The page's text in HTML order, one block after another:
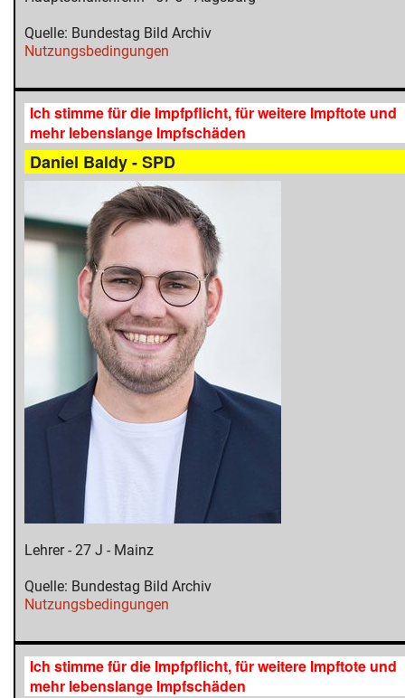
Quelle: Bundestag Bild Archiv
Nutzungsbedingungen
Ich stimme für die Impfpflicht, für weitere Impftote und
mehr lebenslange Impfschäden
Daniel Baldy - SPD
Lehrer - 27 J - Mainz
Quelle: Bundestag Bild Archiv
Nutzungsbedingungen
Ich stimme für die Impfpflicht, für weitere Impftote und
mehr lebenslange Impfschäden